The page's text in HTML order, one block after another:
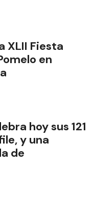
XLII Fiesta
en
hoy sus 121
y una
de